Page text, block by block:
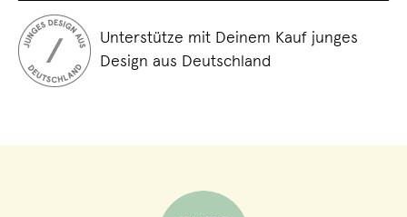
Unterstütze mit Deinem Kauf junges
Design aus Deutschland